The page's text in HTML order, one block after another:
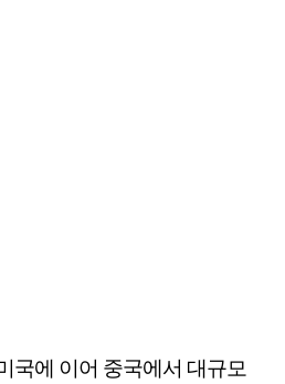
국에 이어 중국에서 대규모